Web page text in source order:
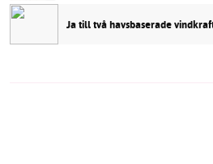
Ja till två havsbaserade